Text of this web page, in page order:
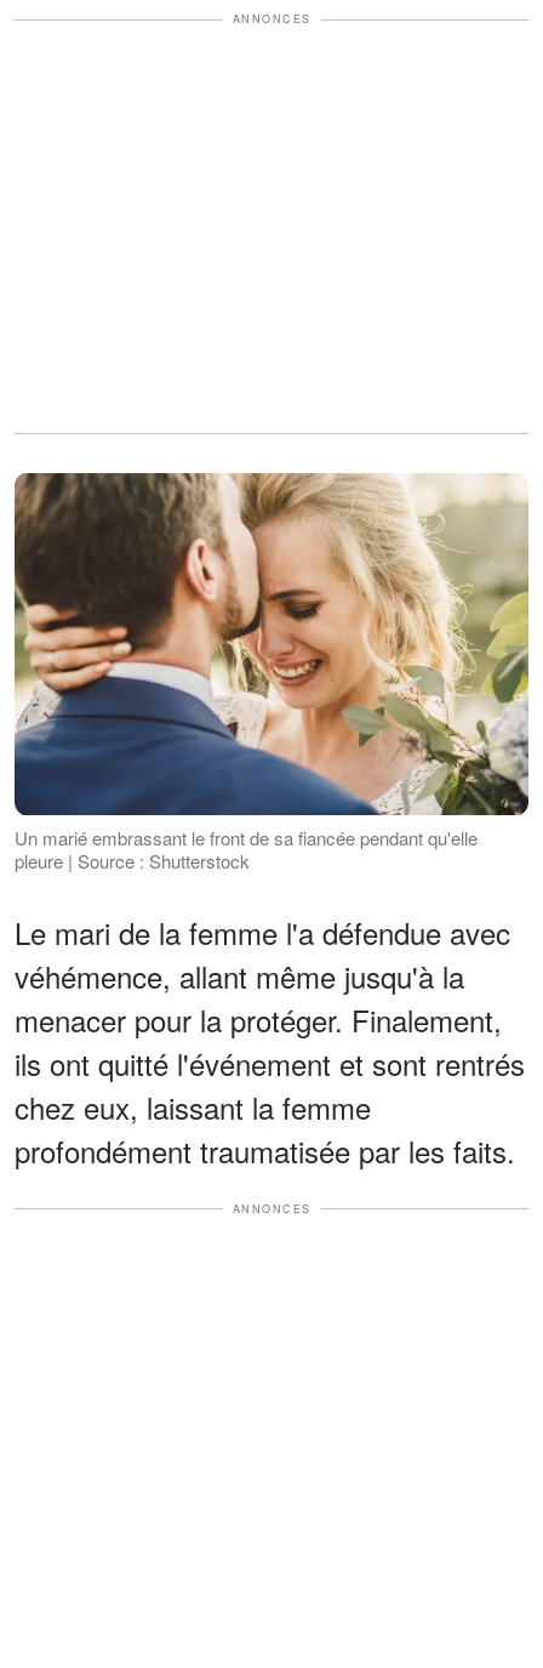
ANNONCES
Un marié embrassant le front de sa fiancée pendant qu'elle
pleure | Source : Shutterstock
Le mari de la femme l'a défendue avec
véhémence, allant même jusqu'à la
menacer pour la protéger. Finalement,
ils ont quitté l'événement et sont rentrés
chez eux, laissant la femme
profondément traumatisée par les faits.
ANNONCES